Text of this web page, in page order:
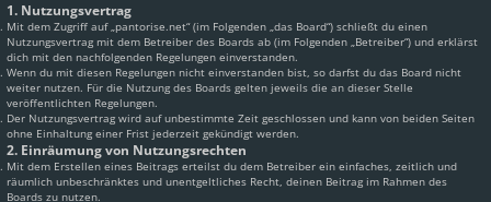
1. Nutzungsvertrag
Mit dem Zugriff auf „pantorise.net“ (im Folgenden „das Board“) schließt du einen
Nutzungsvertrag mit dem Betreiber des Boards ab (im Folgenden „Betreiber“) und erklärst
dich mit den nachfolgenden Regelungen einverstanden.
Wenn du mit diesen Regelungen nicht einverstanden bist, so darfst du das Board nicht
weiter nutzen. Für die Nutzung des Boards gelten jeweils die an dieser Stelle
veröffentlichten Regelungen.
Der Nutzungsvertrag wird auf unbestimmte Zeit geschlossen und kann von beiden Seiten
ohne Einhaltung einer Frist jederzeit gekündigt werden.
2. Einräumung von Nutzungsrechten
Mit dem Erstellen eines Beitrags erteilst du dem Betreiber ein einfaches, zeitlich und
räumlich unbeschränktes und unentgeltliches Recht, deinen Beitrag im Rahmen des
Boards zu nutzen.